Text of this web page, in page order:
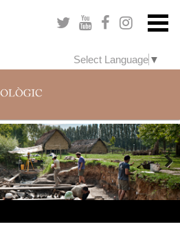
Select Language ▼
Next